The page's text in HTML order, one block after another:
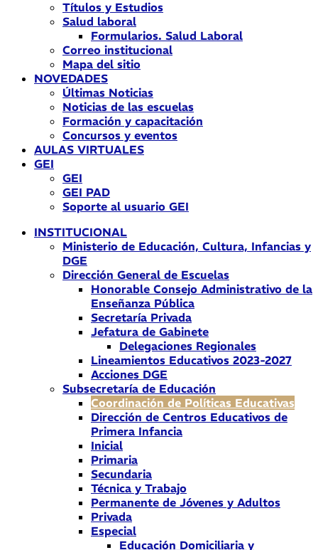
Títulos y Estudios
Salud laboral
Formularios. Salud Laboral
Correo institucional
Mapa del sitio
NOVEDADES
Últimas Noticias
Noticias de las escuelas
Formación y capacitación
Concursos y eventos
AULAS VIRTUALES
GEI
GEI
GEI PAD
Soporte al usuario GEI
INSTITUCIONAL
Ministerio de Educación, Cultura, Infancias y
DGE
Dirección General de Escuelas
Honorable Consejo Administrativo de la
Enseñanza Pública
Secretaría Privada
Jefatura de Gabinete
Delegaciones Regionales
Lineamientos Educativos 2023-2027
Acciones DGE
Subsecretaría de Educación
Coordinación de Políticas Educativas
Dirección de Centros Educativos de
Primera Infancia
Inicial
Primaria
Secundaria
Técnica y Trabajo
Permanente de Jóvenes y Adultos
Privada
Especial
Educación Domiciliaria y